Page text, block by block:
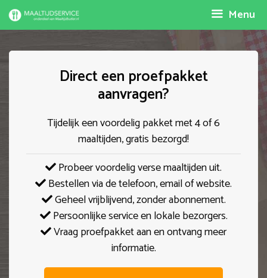
Spring
naar
Menu
Direct een proefpakket
aanvragen?
Tijdelijk een voordelig pakket met 4 of 6
maaltijden, gratis bezorgd!
Probeer voordelig verse maaltijden uit.
Bestellen via de telefoon, email of website.
Geheel vrijblijvend, zonder abonnement.
Persoonlijke service en lokale bezorgers.
Vraag proefpakket aan en ontvang meer
informatie.